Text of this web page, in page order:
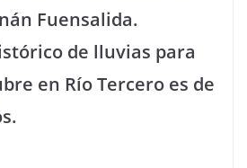
Fuensalida.
de lluvias para
en Río Tercero es de